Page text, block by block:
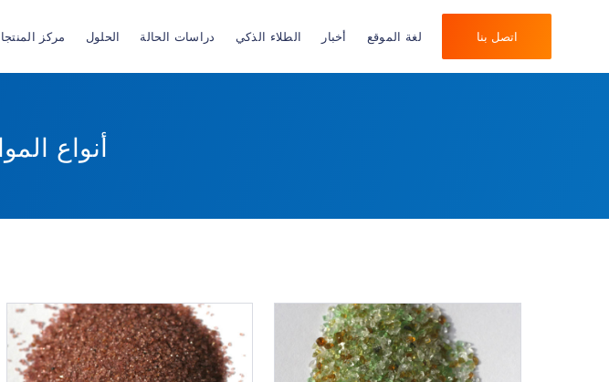
مركز الحلول دراسات الحالة الطلاء الذكي أخبار لغة الموقع اتصل بنا
أنواع